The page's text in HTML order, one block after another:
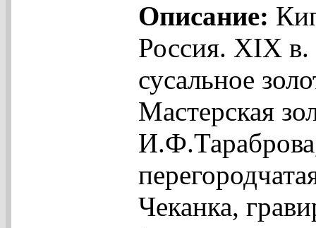
Описание:
Россия. XIX в.
сусальное
Мастерская
Чеканка,